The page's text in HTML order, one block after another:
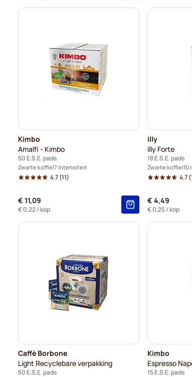
Kimbo
Amalfi - Kimbo
50 E.S.E. pads
Zwarte koffie 7 Intensiteit
4.7(11)
€ 11,09
€ 0,22/ kop
illy
illy Forte
18 E.S.E. pads
Zwarte koffie 10
4.7
€ 4,49
€ 0,25/ kop
Caffè Borbone
Light Recyclebare verpakking
50 E.S.E. pads
Kimbo
Espresso
15 E.S.E. pads